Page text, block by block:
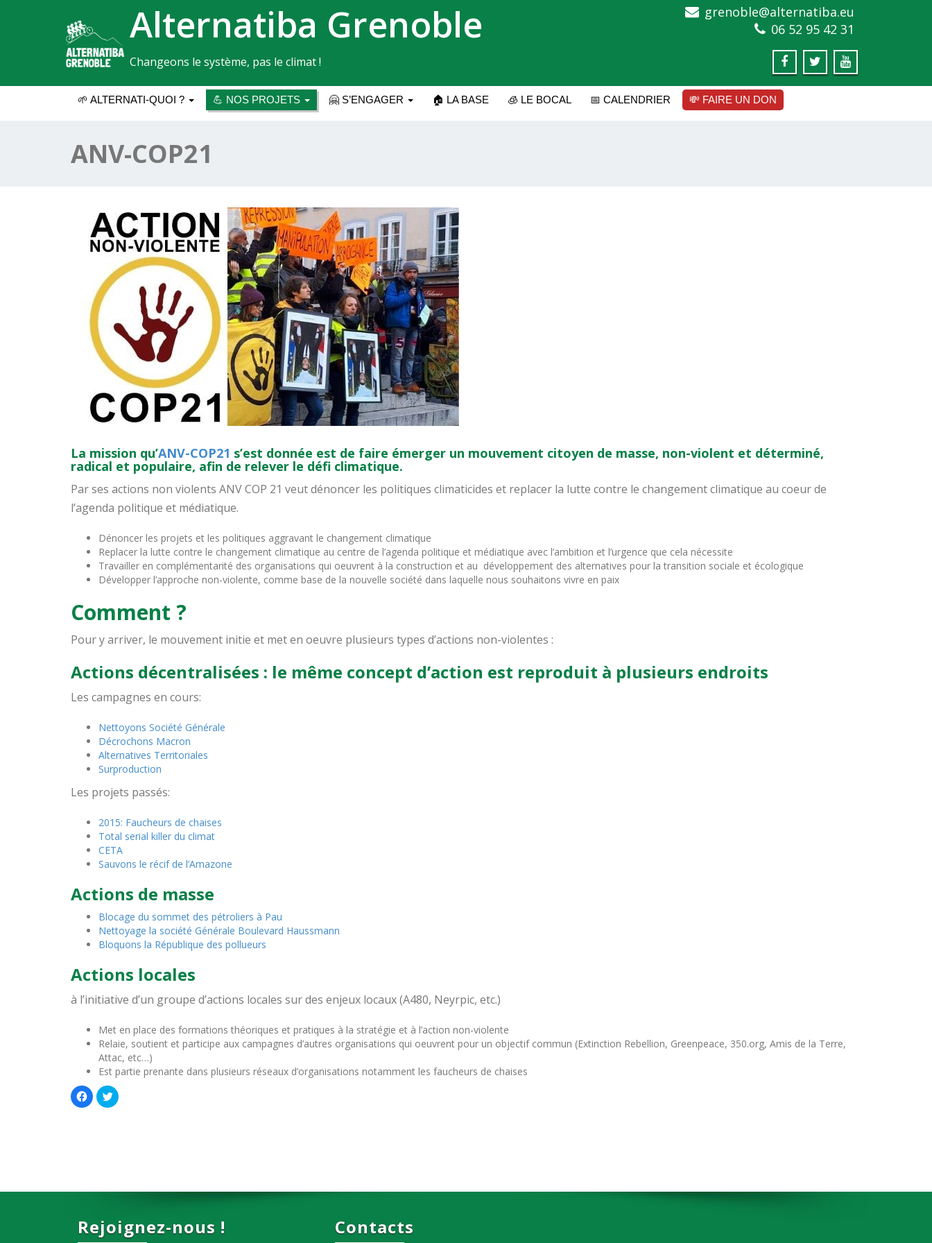
Alternatiba Grenoble
Changeons le système, pas le climat !
grenoble@alternatiba.eu
06 52 95 42 31
🌱 ALTERNATI-QUOI ? 💪 NOS PROJETS 🤗 S’ENGAGER 🏠 LA BASE 🧊 LE BOCAL 📅 CALENDRIER 💸 FAIRE UN DON
ANV-COP21
La mission qu’ANV-COP21 s’est donnée est de faire émerger un mouvement citoyen de masse, non-violent et déterminé,
radical et populaire, afin de relever le défi climatique.
Par ses actions non violents ANV COP 21 veut dénoncer les politiques climaticides et replacer la lutte contre le changement climatique au coeur de
l’agenda politique et médiatique.
Dénoncer les projets et les politiques aggravant le changement climatique
Replacer la lutte contre le changement climatique au centre de l’agenda politique et médiatique avec l’ambition et l’urgence que cela nécessite
Travailler en complémentarité des organisations qui oeuvrent à la construction et au développement des alternatives pour la transition sociale et écologique
Développer l’approche non-violente, comme base de la nouvelle société dans laquelle nous souhaitons vivre en paix
Comment ?
Pour y arriver, le mouvement initie et met en oeuvre plusieurs types d’actions non-violentes :
Actions décentralisées : le même concept d’action est reproduit à plusieurs endroits
Les campagnes en cours:
Nettoyons Société Générale
Décrochons Macron
Alternatives Territoriales
Surproduction
Les projets passés:
2015: Faucheurs de chaises
Total serial killer du climat
CETA
Sauvons le récif de l’Amazone
Actions de masse
Blocage du sommet des pétroliers à Pau
Nettoyage la société Générale Boulevard Haussmann
Bloquons la République des pollueurs
Actions locales
à l’initiative d’un groupe d’actions locales sur des enjeux locaux (A480, Neyrpic, etc.)
Met en place des formations théoriques et pratiques à la stratégie et à l’action non-violente
Relaie, soutient et participe aux campagnes d’autres organisations qui oeuvrent pour un objectif commun (Extinction Rebellion, Greenpeace, 350.org, Amis de la Terre,
Attac, etc…)
Est partie prenante dans plusieurs réseaux d’organisations notamment les faucheurs de chaises
Cliquez
pour
partager
Cliquez
pour
Rejoignez-nous ! Contacts